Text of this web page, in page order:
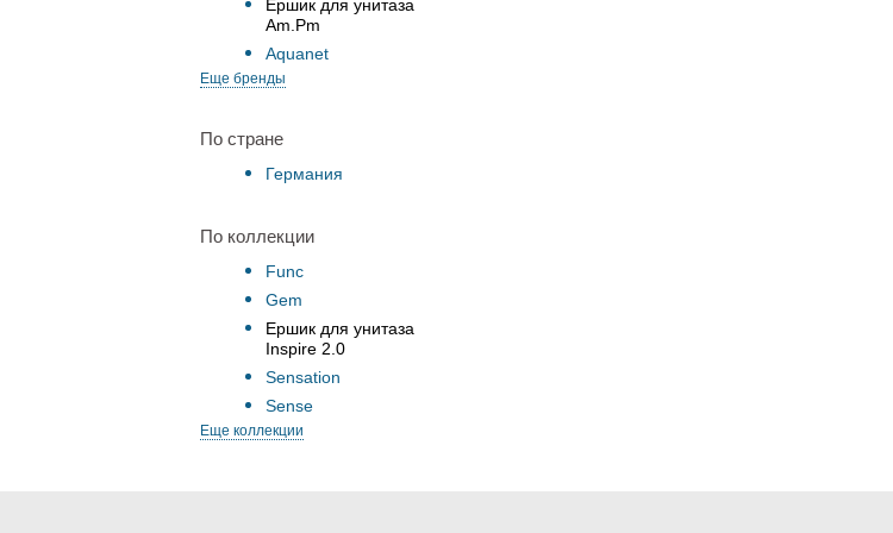
Ершик для унитаза
Am.Pm
Aquanet
Еще бренды
По стране
Германия
По коллекции
Func
Gem
Ершик для унитаза
Inspire 2.0
Sensation
Sense
Еще коллекции